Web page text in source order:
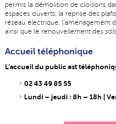
permis la démolition de cloisons
espaces ouverts, la reprise des
réseau électrique, l’aménagement
ainsi que le renouvellement des
Accueil téléphonique
L’accueil du public est
02 43 49 85 55
Lundi – jeudi : 8h – 18h |